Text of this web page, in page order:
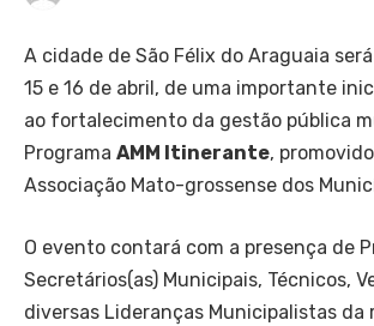
A cidade de São Félix do Araguaia
15 e 16 de abril, de uma importante
ao fortalecimento da gestão pública
Programa AMM Itinerante,
Associação Mato-grossense dos
O evento contará com a presença de
Secretários(as) Municipais, Técnicos,
diversas Lideranças Municipalistas da